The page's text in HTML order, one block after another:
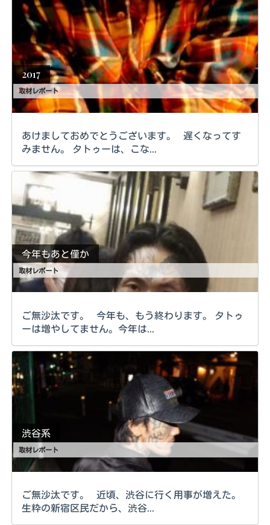
2017
取材レポート
あけましておめでとうございます。 遅くなってす
みません。 タトゥーは、こな...
今年もあと僅か
取材レポート
ご無沙汰です。 今年も、もう終わります。 タトゥ
ーは増やしてません。今年は...
渋谷系
取材レポート
ご無沙汰です。 近頃、渋谷に行く用事が増えた。
生粋の新宿区民だから、渋谷...